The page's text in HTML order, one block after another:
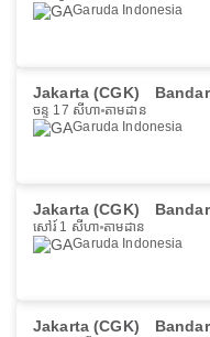
Garuda Indonesia
Jakarta (CGK)
ចន្ទ 17 សីហា តាមដាន
Garuda Indonesia
Jakarta (CGK)
សៅរ៍ 1 សីហា តាមដាន
Garuda Indonesia
Jakarta (CGK)